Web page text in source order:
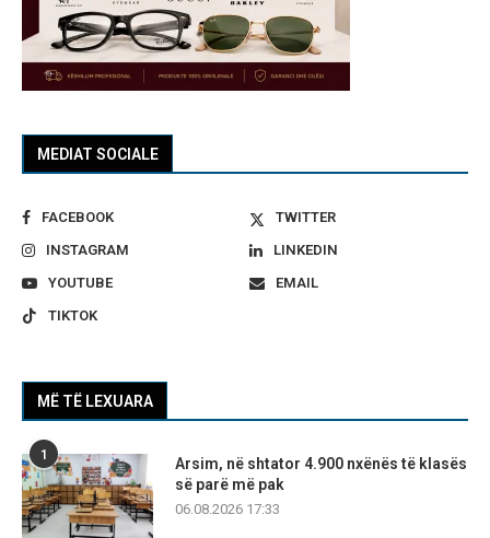
MEDIAT SOCIALE
FACEBOOK
TWITTER
INSTAGRAM
LINKEDIN
YOUTUBE
EMAIL
TIKTOK
MË TË LEXUARA
1
Arsim, në shtator 4.900 nxënës të klasës
së parë më pak
06.08.2026 17:33